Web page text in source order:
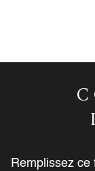
Remplissez